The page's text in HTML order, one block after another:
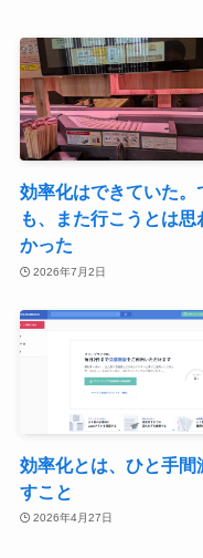
効率化はできていた。
も、また行こうとは思
かった
2026年7月2日
効率化とは、ひと手間
すこと
2026年4月27日